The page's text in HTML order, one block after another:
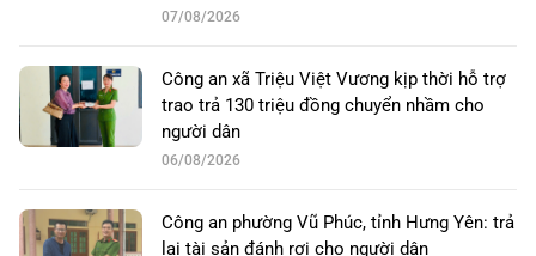
07/08/2026
Công an xã Triệu Việt Vương kịp thời hỗ trợ
trao trả 130 triệu đồng chuyển nhầm cho
người dân
06/08/2026
Công an phường Vũ Phúc, tỉnh Hưng Yên: trả
lại tài sản đánh rơi cho người dân